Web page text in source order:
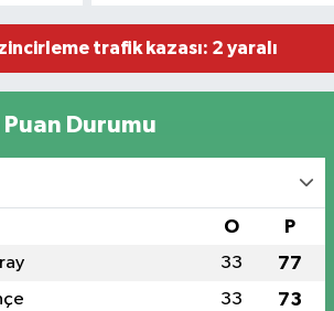
trafik kazası: 2 yaralı
Durumu
O P
33 77
33 73